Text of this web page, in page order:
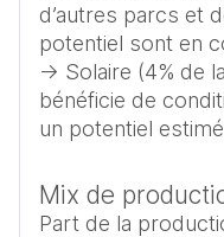
d’autres parcs et
potentiel sont en
-> Solaire (4% de
bénéficie de
Mix de
Part de la